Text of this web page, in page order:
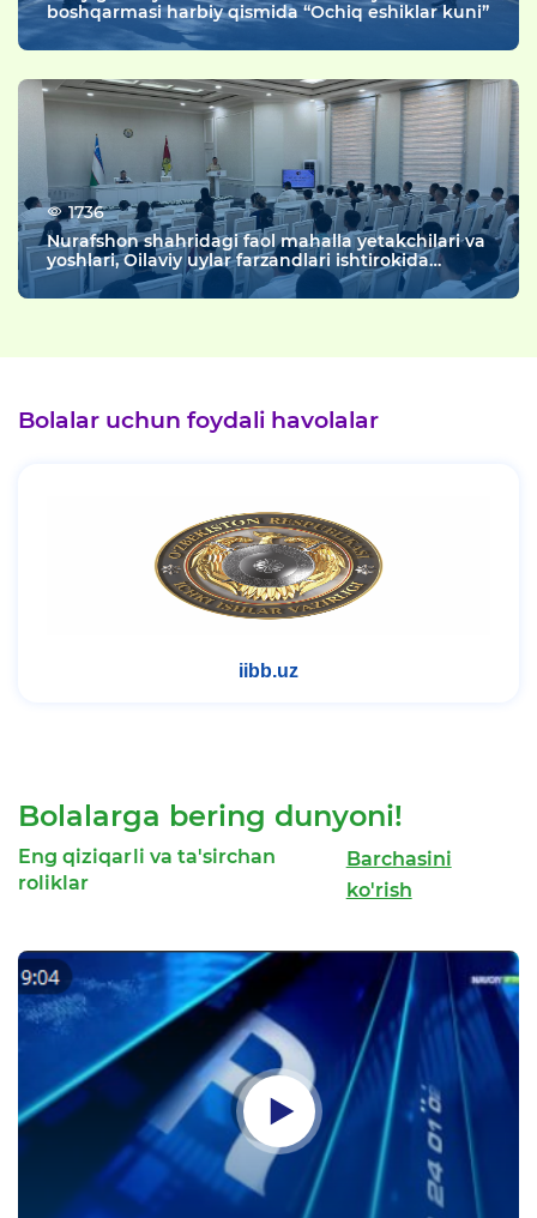
boshqarmasi harbiy qismida “Ochiq eshiklar kuni”
1736
Nurafshon shahridagi faol mahalla yetakchilari va
yoshlari, Oilaviy uylar farzandlari ishtirokida
“Rahbar va yoshlar uchrashuvi” tashkil etildi.
Bolalar uchun foydali havolalar
Bolalarga bering dunyoni!
Eng qiziqarli va ta'sirchan
roliklar
Barchasini
ko'rish